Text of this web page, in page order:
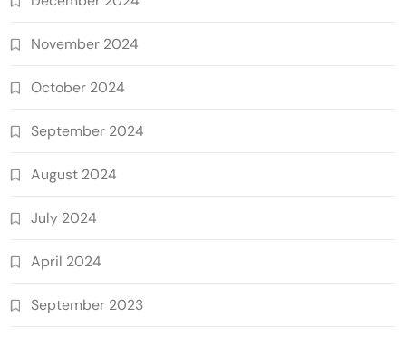
November 2024
October 2024
September 2024
August 2024
July 2024
April 2024
September 2023